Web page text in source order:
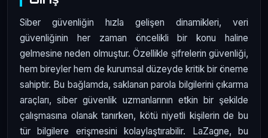
Siber güvenliğin hızla gelişen dinamikleri, veri
güvenliğinin her zaman öncelikli bir konu haline
gelmesine neden olmuştur. Özellikle şifrelerin güvenliği,
hem bireyler hem de kurumsal düzeyde kritik bir öneme
sahiptir. Bu bağlamda, saklanan parola bilgilerini çıkarma
araçları, siber güvenlik uzmanlarının etkin bir şekilde
çalışmasına olanak tanırken, kötü niyetli kişilerin de bu
tür bilgilere erişmesini kolaylaştırabilir. LaZagne, bu